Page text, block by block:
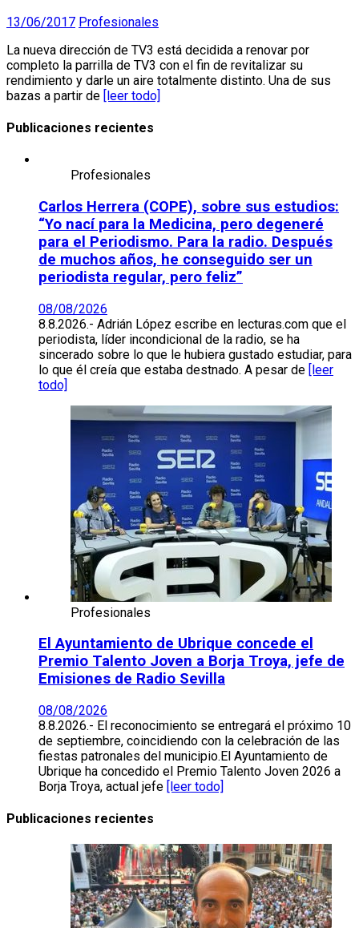
13/06/2017 Profesionales
La nueva dirección de TV3 está decidida a renovar por
completo la parrilla de TV3 con el fin de revitalizar su
rendimiento y darle un aire totalmente distinto. Una de sus
bazas a partir de [leer todo]
Publicaciones recientes
Profesionales
Carlos Herrera (COPE), sobre sus estudios:
“Yo nací para la Medicina, pero degeneré
para el Periodismo. Para la radio. Después
de muchos años, he conseguido ser un
periodista regular, pero feliz”
08/08/2026
8.8.2026.- Adrián López escribe en lecturas.com que el
periodista, líder incondicional de la radio, se ha
sincerado sobre lo que le hubiera gustado estudiar, para
lo que él creía que estaba destnado. A pesar de [leer
todo]
Profesionales
El Ayuntamiento de Ubrique concede el
Premio Talento Joven a Borja Troya, jefe de
Emisiones de Radio Sevilla
08/08/2026
8.8.2026.- El reconocimiento se entregará el próximo 10
de septiembre, coincidiendo con la celebración de las
fiestas patronales del municipio.El Ayuntamiento de
Ubrique ha concedido el Premio Talento Joven 2026 a
Borja Troya, actual jefe [leer todo]
Publicaciones recientes